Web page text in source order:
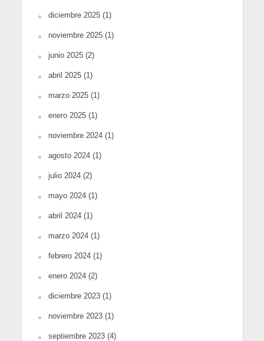
diciembre 2025(1)
noviembre 2025(1)
junio 2025(2)
abril 2025(1)
marzo 2025(1)
enero 2025(1)
noviembre 2024(1)
agosto 2024(1)
julio 2024(2)
mayo 2024(1)
abril 2024(1)
marzo 2024(1)
febrero 2024(1)
enero 2024(2)
diciembre 2023(1)
noviembre 2023(1)
septiembre 2023(4)